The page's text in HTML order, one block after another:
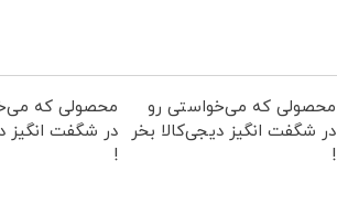
محصولی که می‌خواستی رو
در شگفت انگیز دیجی‌کالا بخر
!
محصولی که
در شگفت انگیز
!